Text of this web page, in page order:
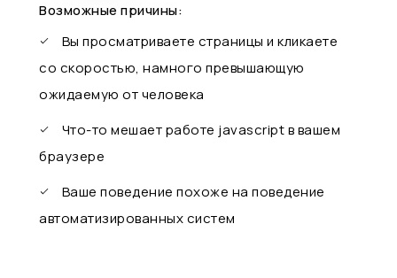
Возможные причины:
Вы просматриваете страницы и кликаете
со скоростью, намного превышающую
ожидаемую от человека
Что-то мешает работе javascript в вашем
браузере
Ваше поведение похоже на поведение
автоматизированных систем